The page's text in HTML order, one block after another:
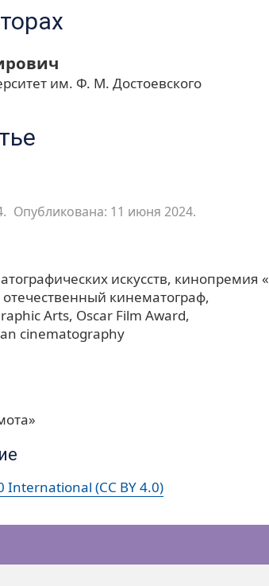
им. Ф. М. Достоевского
Опубликована: 11 июня 2024.
искусств кинопремия
отечественный кинематограф
Arts Oscar Film Award
cinematography
(CC BY 4.0)